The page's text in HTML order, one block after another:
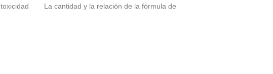
La cantidad y la relación de la fórmula de